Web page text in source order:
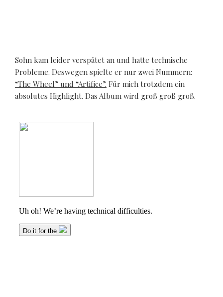
Sohn kam leider verspätet an und hatte technische
Probleme. Deswegen spielte er nur zwei Nummern:
“The Wheel” und “Artifice”. Für mich trotzdem ein
absolutes Highlight. Das Album wird groß groß groß.